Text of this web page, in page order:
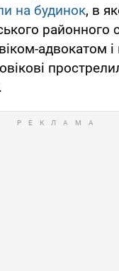
на будинок, в
районного
адвокатом